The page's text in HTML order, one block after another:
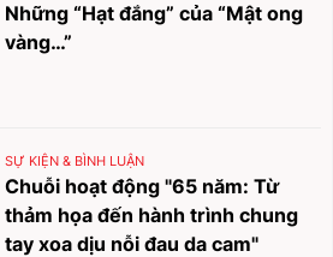
Những “Hạt đắng” của “Mật ong
vàng…”
SỰ KIỆN & BÌNH LUẬN
Chuỗi hoạt động "65 năm: Từ
thảm họa đến hành trình chung
tay xoa dịu nỗi đau da cam"